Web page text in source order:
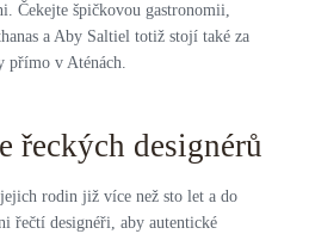
Čekejte špičkovou gastronomii,
a Aby Saltiel totiž stojí také za
přímo v Aténách.
řeckých designérů
rodin již více než sto let a do
řečtí designéři, aby autentické